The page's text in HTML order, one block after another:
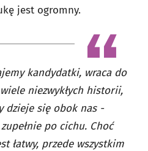
jest ogromny.
kandydatki, wraca do
niezwykłych historii,
dzieje się obok nas -
po cichu. Choć
łatwy, przede wszystkim